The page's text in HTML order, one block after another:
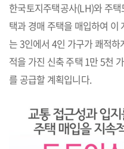
한국토지주택공사(LH)와 주
택과 경매 주택을 매입하여 이
는 3인에서 4인 가구가 쾌적
적을 가진 신축 주택 1만 5천
를 공급할 계획입니다.